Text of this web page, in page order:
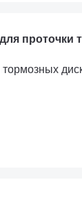
проточки